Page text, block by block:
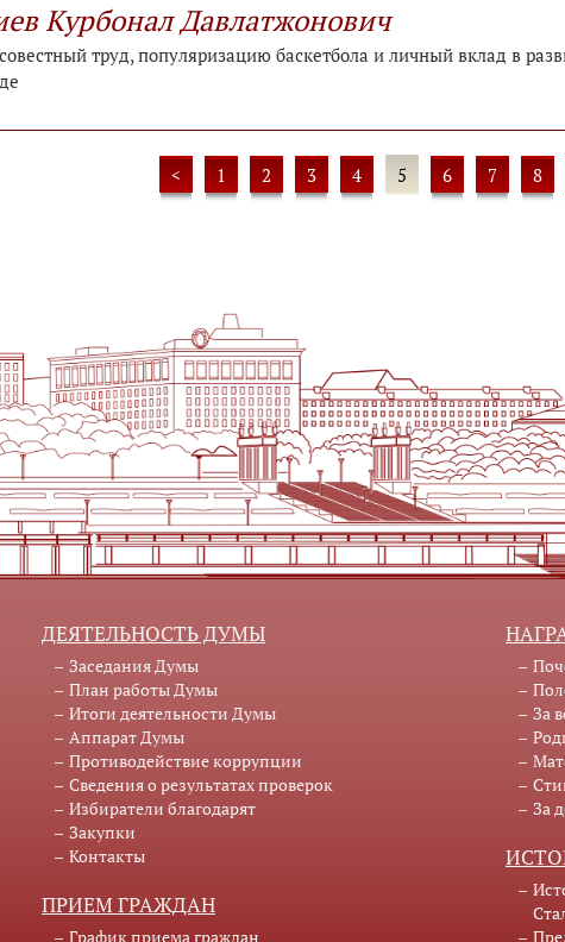
Курбонал Давлатжонович
труд, популяризацию баскетбола и личный вклад в
< 1 2 3 4 5 6 7 8
ДЕЯТЕЛЬНОСТЬ ДУМЫ
Заседания Думы
План работы Думы
Итоги деятельности Думы
Аппарат Думы
Противодействие коррупции
Сведения о результатах проверок
Избиратели благодарят
Закупки
Контакты
ПРИЕМ ГРАЖДАН
График приема граждан
За
За